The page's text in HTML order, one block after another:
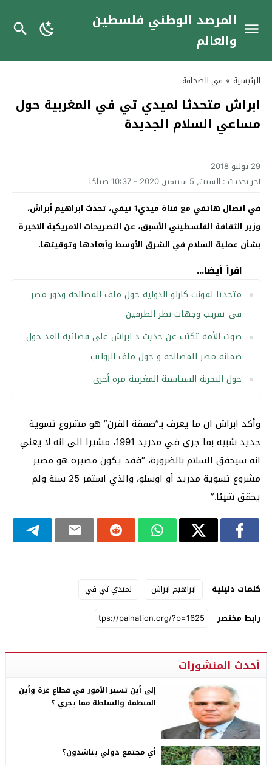
المرصد الوطني فلسطين
والعالم
الرئيسية » في الصحافة
ابراش متحدثا لميدي تي في المغربية حول
مساعي السلام الجديدة
29 يوليو 2018
آخر تحديث : السبت, 5 سبتمبر, 2020 - 10:37 صباحًا
في اتصال هاتفي مع قناة ميدي1 تيفي، تحدث ابراهيم أبراش،
وزير الثقافة الفلسطيني الأسبق، عن التصريحات الامريكية الاخيرة
بشأن عملية السلام في الشرق الأوسط وأبعادها وتوقيتها.
اقرأ أيضا...
متحدثا لمونت كارلو الدولية حول ملف المصالحة ودور مصر
في تقريب وجهات نظر الطرفين
صوت الأمة تكتب عن حديث د ابراش على فضائية الغد حول
ضمانة مصر للمصالحة و حول ملف الرواتب
حول التجربة السياسية المغربية مرة أخرى
وأكد ابراش ان ما يعرف بـ”صفقة القرن” هو مشروع تسوية
جديد شبيه بما جرى في مدريد 1991، مشيرا الى انه لا يعني
انه سيحقق السلام بالضرورة، “فقد يكون مصيره هو مصير
مشروع تسوية مدريد أو اوسلو، والذي استمر 25 سنة ولم
يحقق شيئا.”
كلمات دليلية ابراهيم ابراش
لميدي تي في
رابط مختصر
أحدث المنشورات
إلى أين تسير الأمور في قطاع غزة وأين
المنظمة والسلطة مما يجري ؟
أي مجتمع دولي يناشدون؟